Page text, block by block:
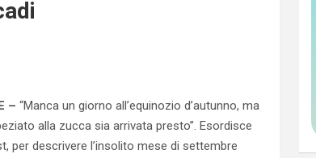
– “Manca un giorno all’equinozio d’autunno, ma
alla zucca sia arrivata presto”. Esordisce
per descrivere l’insolito mese di settembre